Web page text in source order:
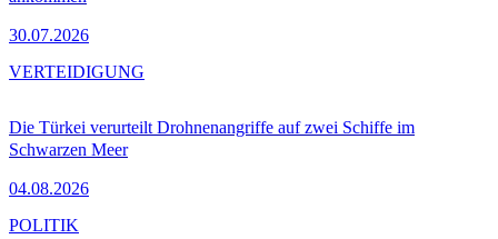
30.07.2026
Die Türkei verurteilt Drohnenangriffe auf zwei Schiffe im
Schwarzen Meer
04.08.2026
VERTEIDIGUNG
POLITIK